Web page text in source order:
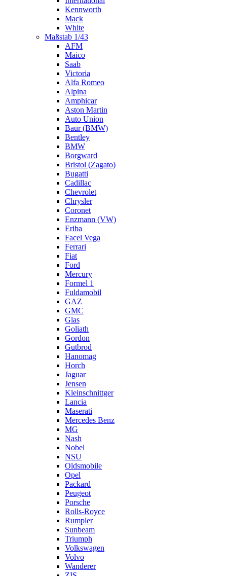
Kennworth
Mack
White
Maßstab 1/43
AFM
Maico
Saab
Victoria
Alfa Romeo
Alpina
Amphicar
Aston Martin
Auto Union
Baur (BMW)
Bentley
BMW
Borgward
Bristol (Zagato)
Bugatti
Cadillac
Chevrolet
Chrysler
Coronet
Enzmann (VW)
Eriba
Facel Vega
Ferrari
Fiat
Ford
Mercury
Formel 1
Fuldamobil
GAZ
GMC
Glas
Goliath
Gordon
Gutbrod
Hanomag
Horch
Jaguar
Jensen
Kleinschnittger
Lancia
Maserati
Mercedes Benz
MG
Nash
Nobel
NSU
Oldsmobile
Opel
Packard
Peugeot
Porsche
Rolls-Royce
Rumpler
Sunbeam
Triumph
Volkswagen
Volvo
Wanderer